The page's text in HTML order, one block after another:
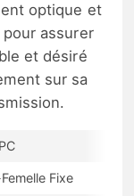
optique et
assurer
et désiré
sur sa
Fixe